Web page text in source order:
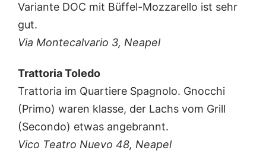
Variante DOC mit Büffel-Mozzarello ist sehr
gut.
Via Montecalvario 3, Neapel
Trattoria Toledo
Trattoria im Quartiere Spagnolo. Gnocchi
(Primo) waren klasse, der Lachs vom Grill
(Secondo) etwas angebrannt.
Vico Teatro Nuevo 48, Neapel